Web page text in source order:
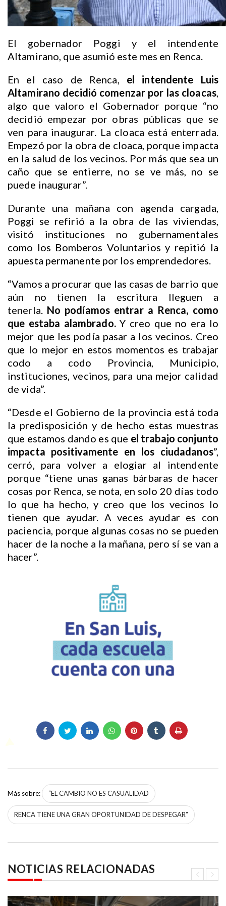
El gobernador Poggi y el intendente
Altamirano, que asumió este mes en Renca.
En el caso de Renca, el intendente Luis
Altamirano decidió comenzar por las cloacas,
algo que valoro el Gobernador porque “no
decidió empezar por obras públicas que se
ven para inaugurar. La cloaca está enterrada.
Empezó por la obra de cloaca, porque impacta
en la salud de los vecinos. Por más que sea un
caño que se entierre, no se ve más, no se
puede inaugurar”.
Durante una mañana con agenda cargada,
Poggi se refirió a la obra de las viviendas,
visitó instituciones no gubernamentales
como los Bomberos Voluntarios y repitió la
apuesta permanente por los emprendedores.
“Vamos a procurar que las casas de barrio que
aún no tienen la escritura lleguen a
tenerla. No podíamos entrar a Renca, como
que estaba alambrado.Y creo que no era lo
mejor que les podía pasar a los vecinos. Creo
que lo mejor en estos momentos es trabajar
codo a codo Provincia, Municipio,
instituciones, vecinos, para una mejor calidad
de vida”.
“Desde el Gobierno de la provincia está toda
la predisposición y de hecho estas muestras
que estamos dando es que el trabajo conjunto
impacta positivamente en los ciudadanos”,
cerró, para volver a elogiar al intendente
porque “tiene unas ganas bárbaras de hacer
cosas por Renca, se nota, en solo 20 días todo
lo que ha hecho, y creo que los vecinos lo
tienen que ayudar. A veces ayudar es con
paciencia, porque algunas cosas no se pueden
hacer de la noche a la mañana, pero sí se van a
hacer”.
Más sobre: “EL CAMBIO NO ES CASUALIDAD
RENCA TIENE UNA GRAN OPORTUNIDAD DE DESPEGAR”
NOTICIAS RELACIONADAS